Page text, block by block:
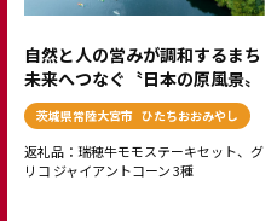
自然と人の営みが調和するまち
未来へつなぐ〝日本の原風景〟
茨城県常陸大宮市 ひたちおおみやし
返礼品：瑞穂牛モモステーキセット、グ
リコ ジャイアントコーン 3種